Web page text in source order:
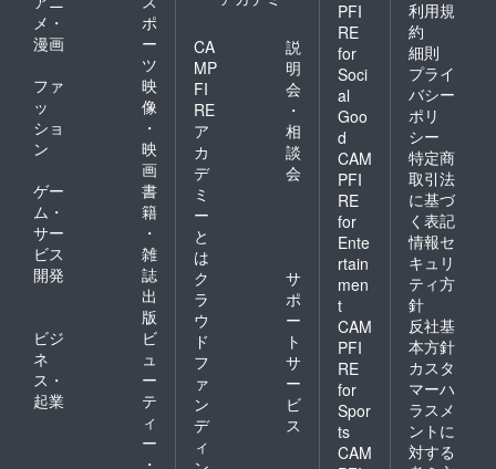
メ・
漫画
ポ
ー
ツ
ファ
ッ
ショ
ン
映
像
・
映
画
ゲー
ム・
サー
ビス
開発
書
籍
・
雑
誌
出
版
ビジ
ネ
ス・
起業
ビ
ュ
ー
テ
ィ
ー
・
CA
MP
FI
RE
ア
カ
デ
ミ
ー
と
は
説
明
会
・
相
談
会
ク
ラ
ウ
ド
フ
ァ
ン
デ
ィ
サ
ポ
ー
ト
サ
ー
ビ
ス
PFI
RE
for
Soci
al
Goo
d
CAM
PFI
RE
for
Ente
rtain
men
t
CAM
PFI
RE
for
Spor
ts
CAM
利用規
約
細則
プライ
バシー
ポリ
シー
特定商
取引法
に基づ
く表記
情報セ
キュリ
ティ方
針
反社基
本方針
カスタ
マーハ
ラスメ
ントに
対する